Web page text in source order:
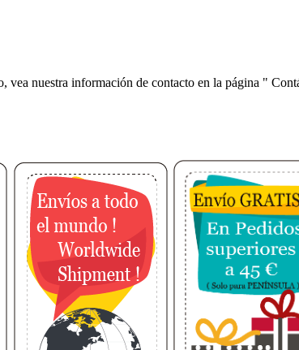
vea nuestra información de contacto en la página "